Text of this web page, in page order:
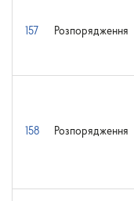
157 Розпорядження
158 Розпорядження